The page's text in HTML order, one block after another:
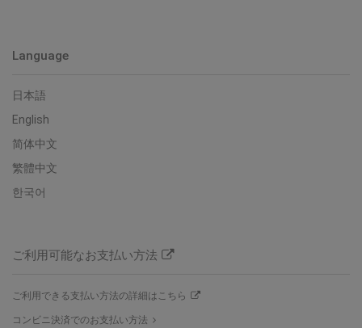
Language
日本語
English
简体中文
繁體中文
한국어
ご利用可能なお支払い方法
ご利用できる支払い方法の詳細はこちら
コンビニ決済でのお支払い方法